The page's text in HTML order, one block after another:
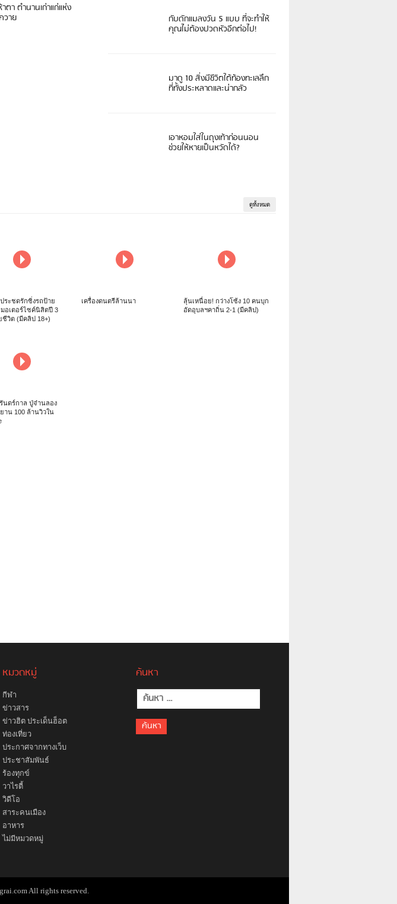
ตา ตำนานเก่าแก่แห่ง
วาย กับดักแมลงวัน 5 แบบ ที่จะทำให้
คุณไม่ต้องปวดหัวอีกต่อไป!
มาดู 10 สิ่งมีชีวิตใต้ท้องทะเลลึก
ที่ทั้งประหลาดและน่ากลัว
เอาหอมใส่ในถุงเท้าก่อนนอน
ช่วยให้หายเป็นหวัดได้?
ดูทั้งหมด
ประชดรักซิ่งรถป้าย
มอเตอร์ไซค์นิสิตปี 3
ชีวิต (มีคลิป 18+)
เครื่องดนตรีล้านนา
ลุ้นเหนื่อย! กว่างโซ้ง 10 คนบุก
อัดอุบลฯคาถิ่น 2-1 (มีคลิป)
นดร์กาล ปู่จ๋านลอง
าน 100 ล้านวิวใน
หมวดหมู่
กีฬา
ข่าวสาร
ข่าวฮิต ประเด็นฮ็อต
ท่องเที่ยว
ประกาศจากทางเว็บ
ประชาสัมพันธ์
ร้องทุกข์
วาไรตี้
วิดีโอ
สาระคนเมือง
อาหาร
ไม่มีหมวดหมู่
ค้นหา
ค้นหา
สำหรับ:
All rights reserved.